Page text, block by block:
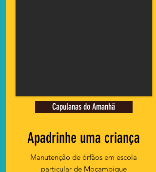
Capulanas do Amanhã
Apadrinhe uma criança
Manutenção de órfãos em escola
particular de Moçambique